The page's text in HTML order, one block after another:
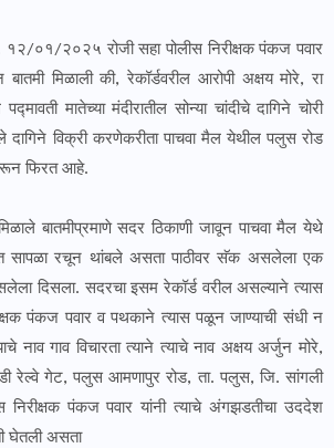
२०२५ रोजी सहा पोलीस निरीक्षक पंकज पवार
बातमी मिळाली की, रेकॉर्डवरील आरोपी अक्षय मोरे, रा
मातेच्या मंदीरातील सोन्या चांदीचे दागिने चोरी
विक्री करणेकरीता पाचवा मैल येथील पलुस रोड
फिरत आहे.
सदर ठिकाणी जावून पाचवा मैल येथे
सापळा रचून थांबले असता पाठीवर सॅक असलेला एक
दिसला. सदरचा इसम रेकॉर्ड वरील असल्याने त्यास
पंकज पवार व पथकाने त्यास पळून जाण्याची संधी न
नाव गाव विचारता त्याने त्याचे नाव अक्षय अर्जुन मोरे,
रेल्वे गेट, पलुस आमणापुर रोड, ता. पलुस, जि. सांगली
निरीक्षक पंकज पवार यांनी त्याचे अंगझडतीचा उददेश
घेतली असता